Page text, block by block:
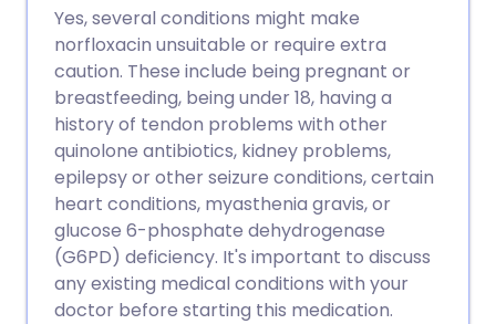
Yes, several conditions might make
norfloxacin unsuitable or require extra
caution. These include being pregnant or
breastfeeding, being under 18, having a
history of tendon problems with other
quinolone antibiotics, kidney problems,
epilepsy or other seizure conditions, certain
heart conditions, myasthenia gravis, or
glucose 6-phosphate dehydrogenase
(G6PD) deficiency. It's important to discuss
any existing medical conditions with your
doctor before starting this medication.